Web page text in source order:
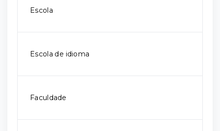
Escola
Escola de idioma
Faculdade